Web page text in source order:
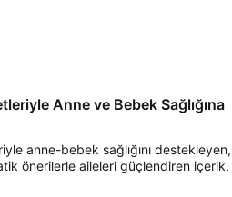
Anne ve Bebek Sağlığına
anne-bebek sağlığını destekleyen,
önerilerle aileleri güçlendiren içerik.